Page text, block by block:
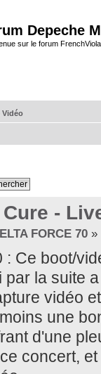
Depeche
sur le forum
Vidéo
-
FORCE 70»
: Ce boot/
par la suite
vidéo
une
d'une
concert,